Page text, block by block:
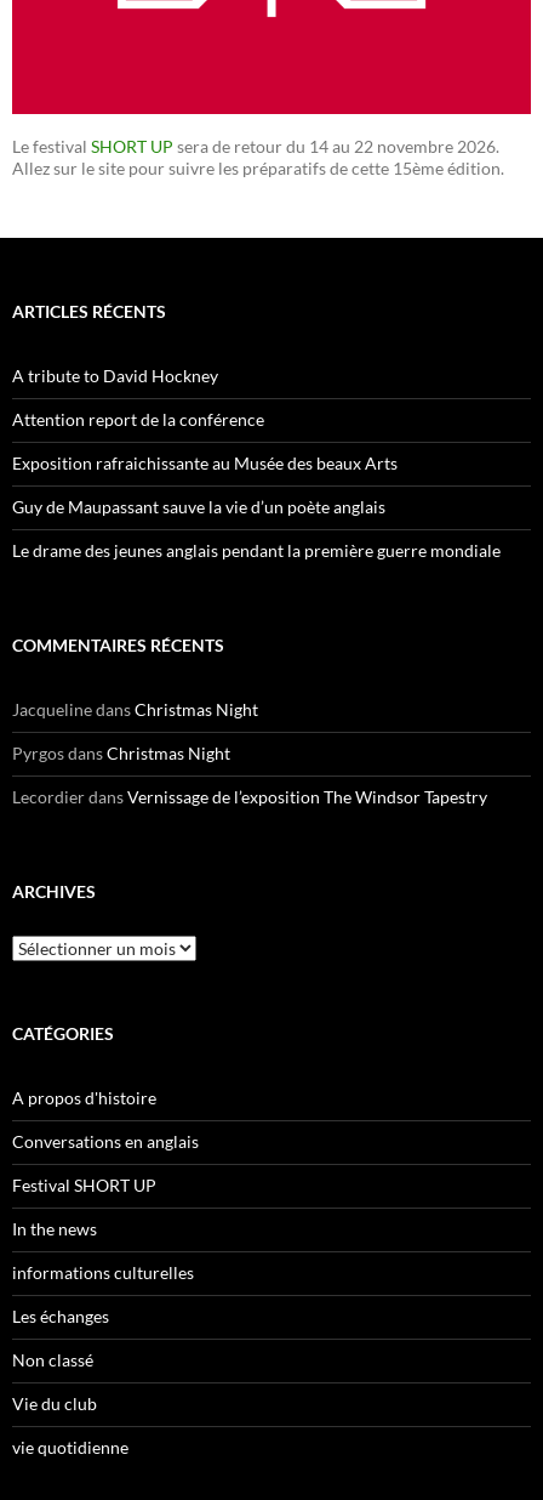
Le festival SHORT UP sera de retour du 14 au 22 novembre 2026.
Allez sur le site pour suivre les préparatifs de cette 15ème édition.
ARTICLES RÉCENTS
A tribute to David Hockney
Attention report de la conférence
Exposition rafraichissante au Musée des beaux Arts
Guy de Maupassant sauve la vie d’un poète anglais
Le drame des jeunes anglais pendant la première guerre mondiale
COMMENTAIRES RÉCENTS
JacquelinedansChristmas Night
PyrgosdansChristmas Night
LecordierdansVernissage de l’exposition The Windsor Tapestry
ARCHIVES
Archives
CATÉGORIES
A propos d'histoire
Conversations en anglais
Festival SHORT UP
In the news
informations culturelles
Les échanges
Non classé
Vie du club
vie quotidienne